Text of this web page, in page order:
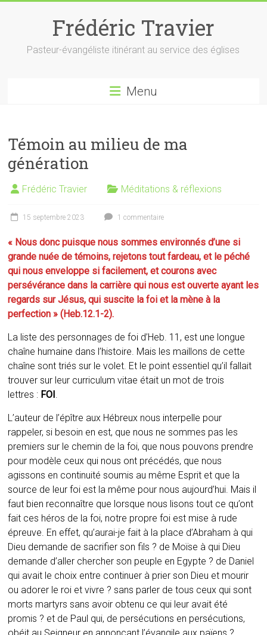
Frédéric Travier
Pasteur-évangéliste itinérant au service des églises
Menu
Témoin au milieu de ma
génération
Frédéric Travier Méditations & réflexions
15 septembre 2023 1 commentaire
« Nous donc puisque nous sommes environnés d’une si
grande nuée de témoins, rejetons tout fardeau, et le péché
qui nous enveloppe si facilement, et courons avec
persévérance dans la carrière qui nous est ouverte ayant les
regards sur Jésus, qui suscite la foi et la mène à la
perfection » (Heb.12.1-2).
La liste des personnages de foi d’Heb. 11, est une longue
chaîne humaine dans l’histoire. Mais les maillons de cette
chaîne sont triés sur le volet. Et le point essentiel qu’il fallait
trouver sur leur curriculum vitae était un mot de trois
lettres : FOI.
L’auteur de l’épître aux Hébreux nous interpelle pour
rappeler, si besoin en est, que nous ne sommes pas les
premiers sur le chemin de la foi, que nous pouvons prendre
pour modèle ceux qui nous ont précédés, que nous
agissons en continuité soumis au même Esprit et que la
source de leur foi est la même pour nous aujourd’hui. Mais il
faut bien reconnaître que lorsque nous lisons tout ce qu’ont
fait ces héros de la foi, notre propre foi est mise à rude
épreuve. En effet, qu’aurai-je fait à la place d’Abraham à qui
Dieu demande de sacrifier son fils ? de Moïse à qui Dieu
demande d’aller chercher son peuple en Egypte ? de Daniel
qui avait le choix entre continuer à prier son Dieu et mourir
ou adorer le roi et vivre ? sans parler de tous ceux qui sont
morts martyrs sans avoir obtenu ce qui leur avait été
promis ? et de Paul qui, de persécutions en persécutions,